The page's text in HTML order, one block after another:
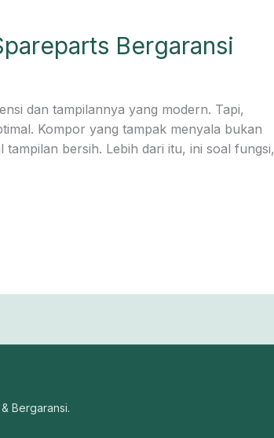
Bergaransi
dan tampilannya yang modern. Tapi,
Kompor yang tampak menyala bukan
bersih. Lebih dari itu, ini soal fungsi,
Bergaransi.